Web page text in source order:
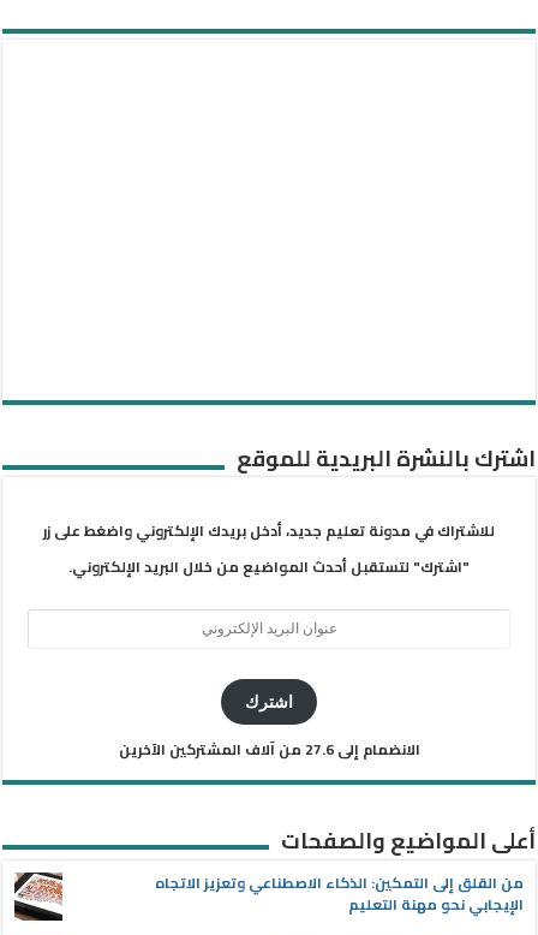
اشترك بالنشرة البريدية للموقع
للاشتراك في مدونة تعليم جديد، أدخل بريدك الإلكتروني واضغط على زر
"اشترك" لتستقبل أحدث المواضيع من خلال البريد الإلكتروني.
اشترك
الانضمام إلى 27.6 من آلاف المشتركين الآخرين
أعلى المواضيع والصفحات
من القلق إلى التمكين: الذكاء الاصطناعي وتعزيز الاتجاه
الإيجابي نحو مهنة التعليم